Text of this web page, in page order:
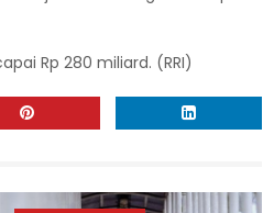
Rp 280 miliard. (RRI)